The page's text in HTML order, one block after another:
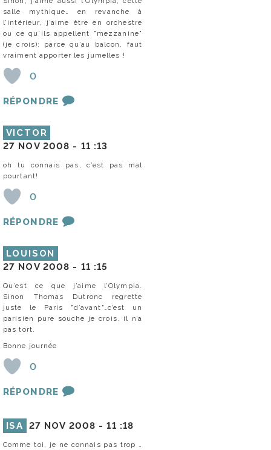
salle mythique… en revanche à
l’intérieur, j’aime être en orchestre
ou ce qu’ils appellent "mezzanine"
(je crois); parce qu’au balcon, faut
vraiment apporter les jumelles !
0
RÉPONDRE
VICTOR
27 NOV 2008 - 11 :13
oh tu connais pas, c’est pas mal
pourtant!
0
RÉPONDRE
LOUISON
27 NOV 2008 - 11 :15
Qu’est ce que j’aime l’Olympia.
Sinon Thomas Dutronc regrette
juste le Paris "d’avant"…c’est un
parisien pure souche je crois. il n’a
pas tort.
Bonne journée
0
RÉPONDRE
ISA 27 NOV 2008 -11 :18
Comme toi, je ne connais pas trop …